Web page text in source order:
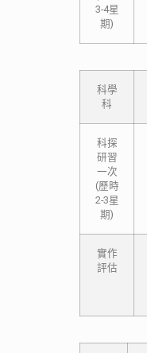
3-4星
期)
科學
科
科探
研習
一次
(歷時
2-3星
期)
實作
評估